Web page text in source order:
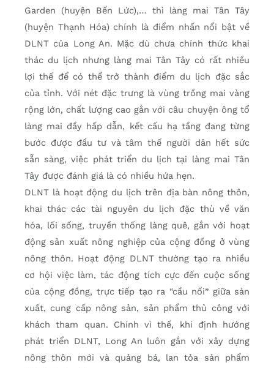
Garden (huyện Bến Lức),… thì làng mai Tân Tây
(huyện Thạnh Hóa) chính là điểm nhấn nổi bật về
DLNT của Long An. Mặc dù chưa chính thức khai
thác du lịch nhưng làng mai Tân Tây có rất nhiều
lợi thế để có thể trở thành điểm du lịch đặc sắc
của tỉnh. Với nét đặc trưng là vùng trồng mai vàng
rộng lớn, chất lượng cao gắn với câu chuyện ông tổ
làng mai đầy hấp dẫn, kết cấu hạ tầng đang từng
bước được đầu tư và tâm thế người dân hết sức
sẵn sàng, việc phát triển du lịch tại làng mai Tân
Tây được đánh giá là có nhiều hứa hẹn.
DLNT là hoạt động du lịch trên địa bàn nông thôn,
khai thác các tài nguyên du lịch đặc thù về văn
hóa, lối sống, truyền thống làng quê, gắn với hoạt
động sản xuất nông nghiệp của cộng đồng ở vùng
nông thôn. Hoạt động DLNT thường tạo ra nhiều
cơ hội việc làm, tác động tích cực đến cuộc sống
của cộng đồng, trực tiếp tạo ra “cầu nối” giữa sản
xuất, cung cấp nông sản, sản phẩm thủ công với
khách tham quan. Chính vì thế, khi định hướng
phát triển DLNT, Long An luôn gắn với xây dựng
nông thôn mới và quảng bá, lan tỏa sản phẩm